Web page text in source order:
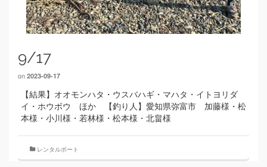
9/17
on 2023-09-17
【結果】オオモンハタ・ウスバハギ・マハタ・イトヨリダ
イ・ホウボウ ほか 【釣り人】愛知県弥富市 加藤様・松
本様・小川様・若林様・松本様・北畠様
レンタルボート